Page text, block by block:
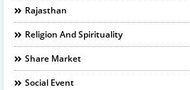
Rajasthan
Religion And Spirituality
Share Market
Social Event